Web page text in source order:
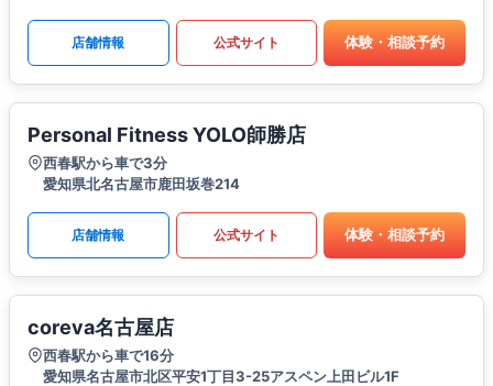
店舗情報 公式サイト 体験・相談予約
Personal Fitness YOLO師勝店
西春駅から車で3分
愛知県北名古屋市鹿田坂巻214
店舗情報 公式サイト 体験・相談予約
coreva名古屋店
西春駅から車で16分
愛知県名古屋市北区平安1丁目3-25アスペン上田ビル1F